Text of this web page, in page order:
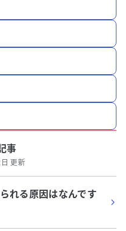
事
更新
れる原因はなんです